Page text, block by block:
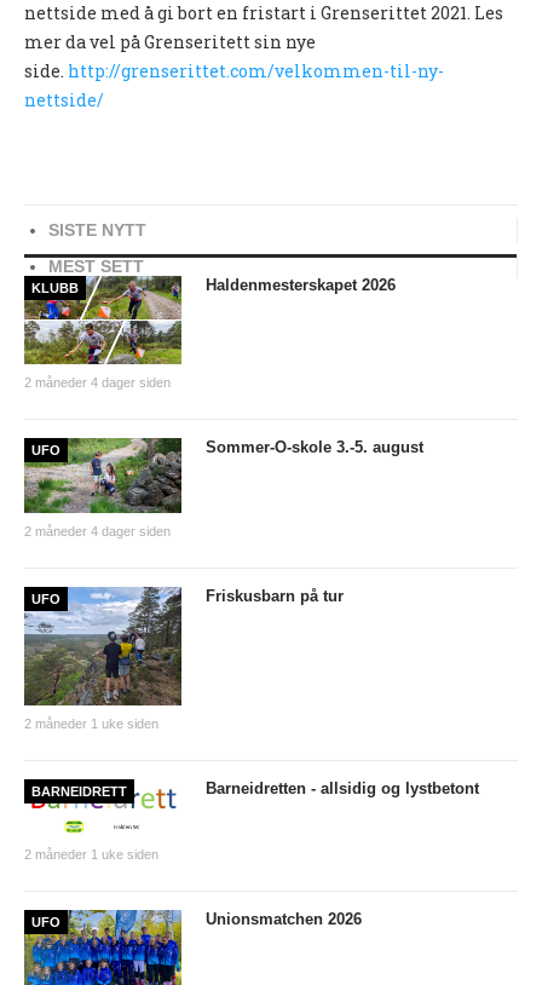
Presentasjon UFO
Ny på o-løp?
Nybegynnerkurs
Nyheter
SYKKEL
Grenserittet
Nyheter og informasjon
Påmeldingsskjema 2026/2027
Nyheter
Informasjon
KLATRING
BLI MEDLEM!
NYHETER
nettside med å gi bort en fristart i Grenserittet 2021. Les
mer da vel på Grenseritett sin nye
side. http://grenserittet.com/velkommen-til-ny-
nettside/
SISTE NYTT
MEST SETT
KLUBB
2 måneder 4 dager siden
Haldenmesterskapet 2026
UFO
2 måneder 4 dager siden
Sommer-O-skole 3.-5. august
UFO
2 måneder 1 uke siden
Friskusbarn på tur
BARNEIDRETT
2 måneder 1 uke siden
Barneidretten - allsidig og lystbetont
UFO Unionsmatchen 2026